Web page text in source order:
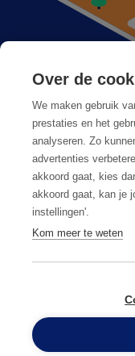
Postes
Foire
Conditions
©
Over de
We maken gebruik
prestaties en het
analyseren. Zo
advertenties
akkoord gaat, kies
akkoord gaat, kan je
instellingen'.
Kom meer te weten